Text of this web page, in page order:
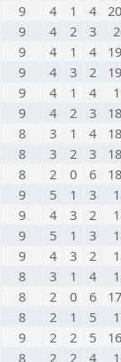
9 4 1 4
9 4 2 3
9 4 1 4
9 4 3 2
9 4 1 4
9 4 2 3
8 3 1 4
8 3 2 3
8 2 0 6
9 5 1 3
9 4 3 2
9 5 1 3
9 4 3 2
8 3 1 4
8 2 0 6
8 2 1 5
9 2 2 5
8 2 2 4